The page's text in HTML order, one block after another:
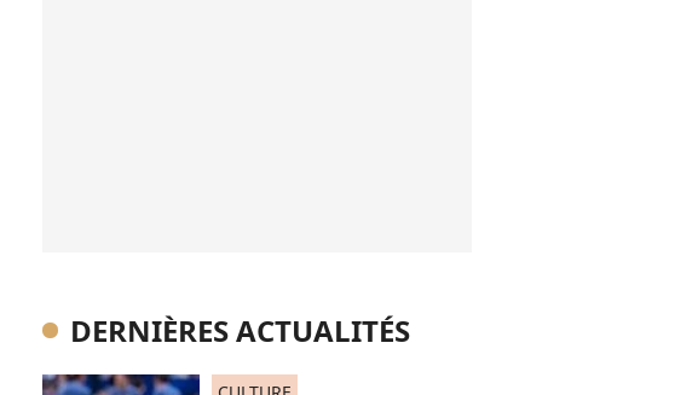
DERNIÈRES ACTUALITÉS